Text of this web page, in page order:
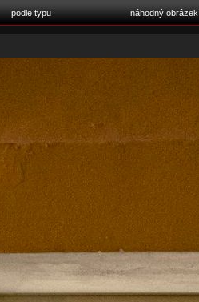
podle typu náhodný obrázek